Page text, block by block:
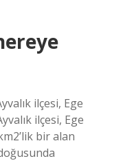
ilçesi, Ege
ilçesi, Ege
bir alan